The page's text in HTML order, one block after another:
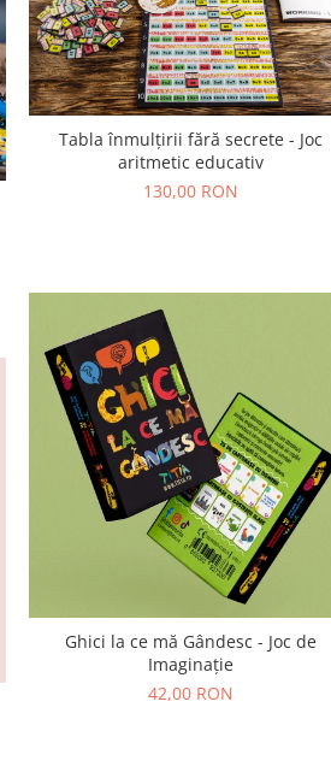
Tabla înmulțirii fără secrete - Joc
aritmetic educativ
130,00 RON
Ghici la ce mă Gândesc - Joc de
Imaginație
42,00 RON